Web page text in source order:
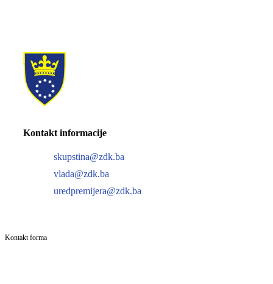
Kontakt informacije
skupstina@zdk.ba
vlada@zdk.ba
uredpremijera@zdk.ba
Kontakt forma